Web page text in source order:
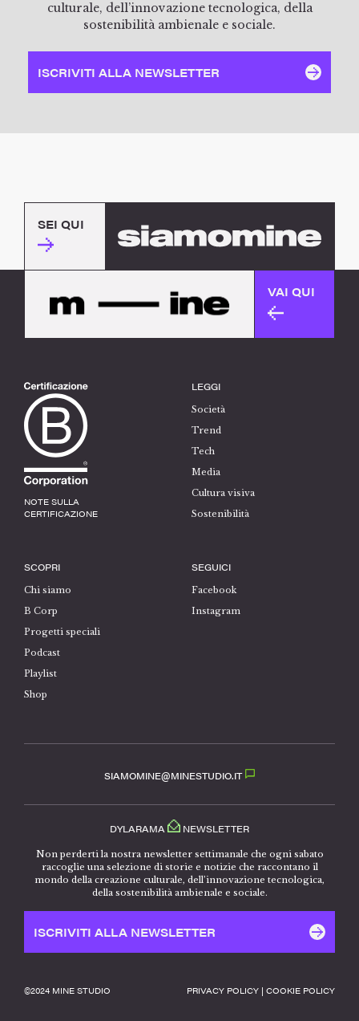
culturale, dell’innovazione tecnologica, della
sostenibilità ambienale e sociale.
ISCRIVITI ALLA NEWSLETTER
SEI QUI
VAI QUI
NOTE SULLA
CERTIFICAZIONE
LEGGI
Società
Trend
Tech
Media
Cultura visiva
Sostenibilità
SCOPRI
Chi siamo
B Corp
Progetti speciali
Podcast
Playlist
Shop
SEGUICI
Facebook
Instagram
SIAMOMINE@MINESTUDIO.IT
DYLARAMA NEWSLETTER
Non perderti la nostra newsletter settimanale che ogni sabato
raccoglie una selezione di storie e notizie che raccontano il
mondo della creazione culturale, dell’innovazione tecnologica,
della sostenibilità ambienale e sociale.
ISCRIVITI ALLA NEWSLETTER
©️2024 MINE STUDIO PRIVACY POLICY | COOKIE POLICY